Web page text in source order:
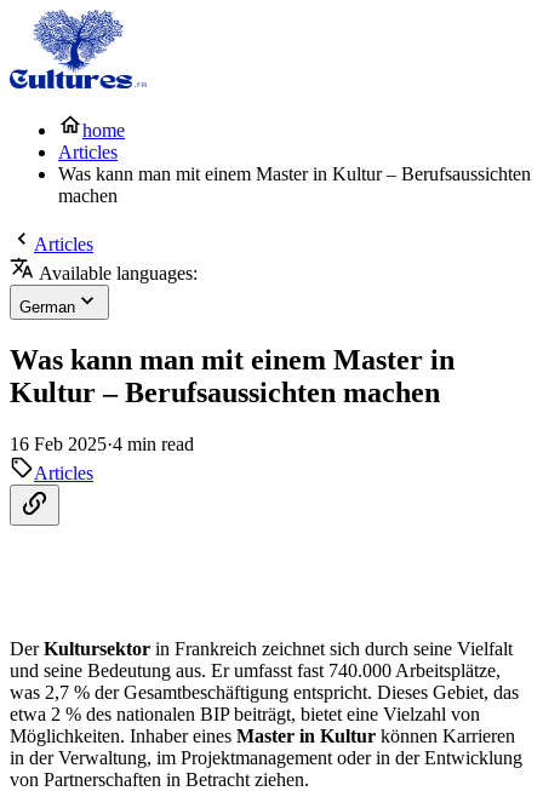
home
Articles
Was kann man mit einem Master in Kultur – Berufsaussichten
machen
Articles
Available languages:
German
Was kann man mit einem Master in
Kultur – Berufsaussichten machen
16 Feb 2025·4 min read
Articles
DerKultursektor in Frankreich zeichnet sich durch seine Vielfalt
und seine Bedeutung aus. Er umfasst fast 740.000 Arbeitsplätze,
was 2,7 % der Gesamtbeschäftigung entspricht. Dieses Gebiet, das
etwa 2 % des nationalen BIP beiträgt, bietet eine Vielzahl von
Möglichkeiten. Inhaber eines Master in Kultur können Karrieren
in der Verwaltung, im Projektmanagement oder in der Entwicklung
von Partnerschaften in Betracht ziehen.